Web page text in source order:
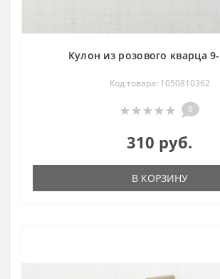
Кулон из розового кварца
Код товара: 1050810362
0
310 руб.
В КОРЗИНУ